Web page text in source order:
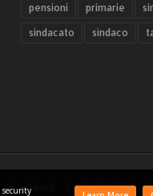
pensioni primarie
sindacato sindaco
About Contact
security